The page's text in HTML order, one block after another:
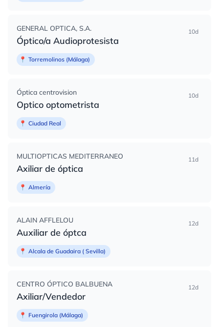
GENERAL OPTICA, S.A.
Óptico/a Audioprotesista
10d
📍 Torremolinos (Málaga)
Óptica centrovision
Optico optometrista
10d
📍 Ciudad Real
MULTIOPTICAS MEDITERRANEO
Axiliar de óptica
11d
📍 Almería
ALAIN AFFLELOU
Auxiliar de óptca
12d
📍 Alcala de Guadaira ( Sevilla)
CENTRO ÓPTICO BALBUENA
Axiliar/Vendedor
12d
📍 Fuengirola (Málaga)